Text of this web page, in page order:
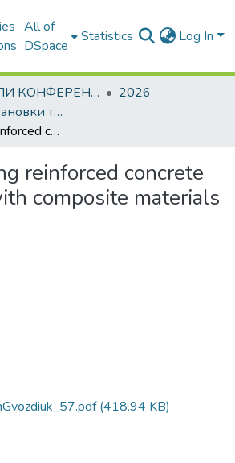
All of
DSpace
Statistics Log In
МАТЕРІАЛИ КОНФЕРЕНЦІЙ
2026
Енергетичні установки та альтернативні джерела енергії
Strengthening reinforced concrete structures with composite materials
reinforced concrete
composite materials
(418.94 KB)